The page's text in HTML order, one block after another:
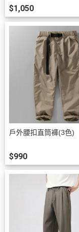
$1,050
戶外腰扣直筒褲(3色)
$990